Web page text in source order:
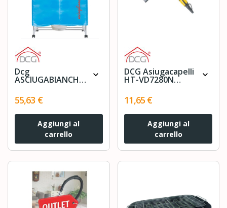
Dcg
ASCIUGABIANCHERIAexpand_more
55,63 €
Aggiungi al
carrello
DCG Asiugacapelli
HT-VD7280N expand_more
11,65 €
Aggiungi al
carrello